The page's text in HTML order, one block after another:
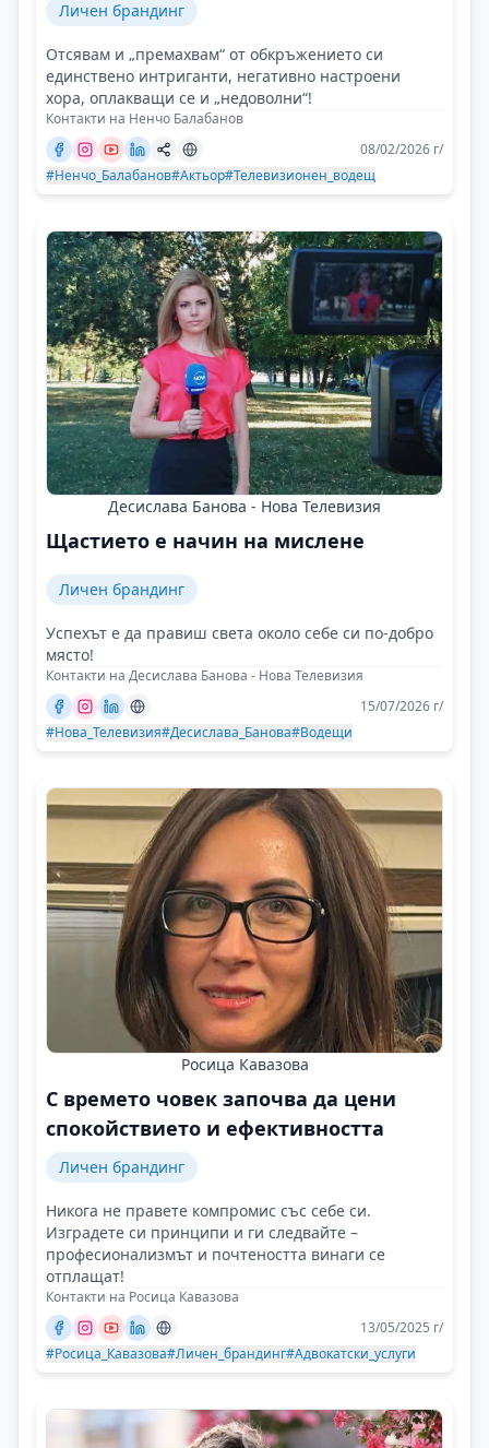
Личен брандинг
Отсявам и „премахвам“ от обкръжението си
единствено интриганти, негативно настроени
хора, оплакващи се и „недоволни“!
Контакти на Ненчо Балабанов
08/02/2026 г/
#Ненчо_Балабанов#Актьор#Телевизионен_водещ
Десислава Банова - Нова Телевизия
Щастието е начин на мислене
Личен брандинг
Успехът е да правиш света около себе си по-добро
място!
Контакти на Десислава Банова - Нова Телевизия
15/07/2026 г/
#Нова_Телевизия#Десислава_Банова#Водещи
Росица Кавазова
С времето човек започва да цени
спокойствието и ефективността
Личен брандинг
Никога не правете компромис със себе си.
Изградете си принципи и ги следвайте –
професионализмът и почтеността винаги се
отплащат!
Контакти на Росица Кавазова
13/05/2025 г/
#Росица_Кавазова#Личен_брандинг#Адвокатски_услуги